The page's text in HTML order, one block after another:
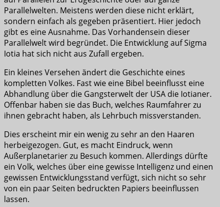
Parallelwelten. Meistens werden diese nicht erklärt,
sondern einfach als gegeben präsentiert. Hier jedoch
gibt es eine Ausnahme. Das Vorhandensein dieser
Parallelwelt wird begründet. Die Entwicklung auf Sigma
Iotia hat sich nicht aus Zufall ergeben.
Ein kleines Versehen ändert die Geschichte eines
kompletten Volkes. Fast wie eine Bibel beeinflusst eine
Abhandlung über die Gangsterwelt der USA die Iotianer.
Offenbar haben sie das Buch, welches Raumfahrer zu
ihnen gebracht haben, als Lehrbuch missverstanden.
Dies erscheint mir ein wenig zu sehr an den Haaren
herbeigezogen. Gut, es macht Eindruck, wenn
Außerplanetarier zu Besuch kommen. Allerdings dürfte
ein Volk, welches über eine gewisse Intelligenz und einen
gewissen Entwicklungsstand verfügt, sich nicht so sehr
von ein paar Seiten bedruckten Papiers beeinflussen
lassen.